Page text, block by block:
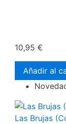
10,95 €
Añadir al
Las Brujas